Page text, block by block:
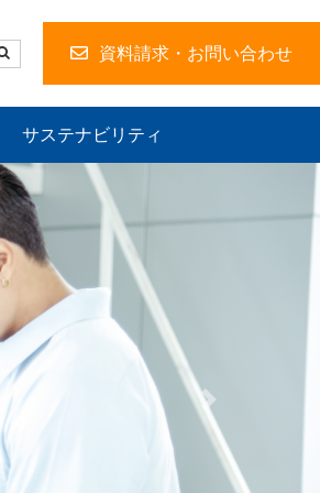
資料請求・お問い合わせ
サステナビリティ
N
e